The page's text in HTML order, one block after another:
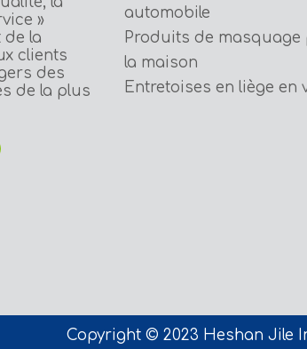
»
de la
clients
des
de la plus
automobile
Produits de
la maison
Entretoises en liège en
Copyright © 2023 Heshan Jile